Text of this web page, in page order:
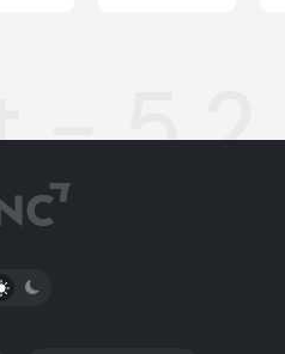
-
PŘEPNOUT SVĚTLÝ/TMAVÝ REŽIM